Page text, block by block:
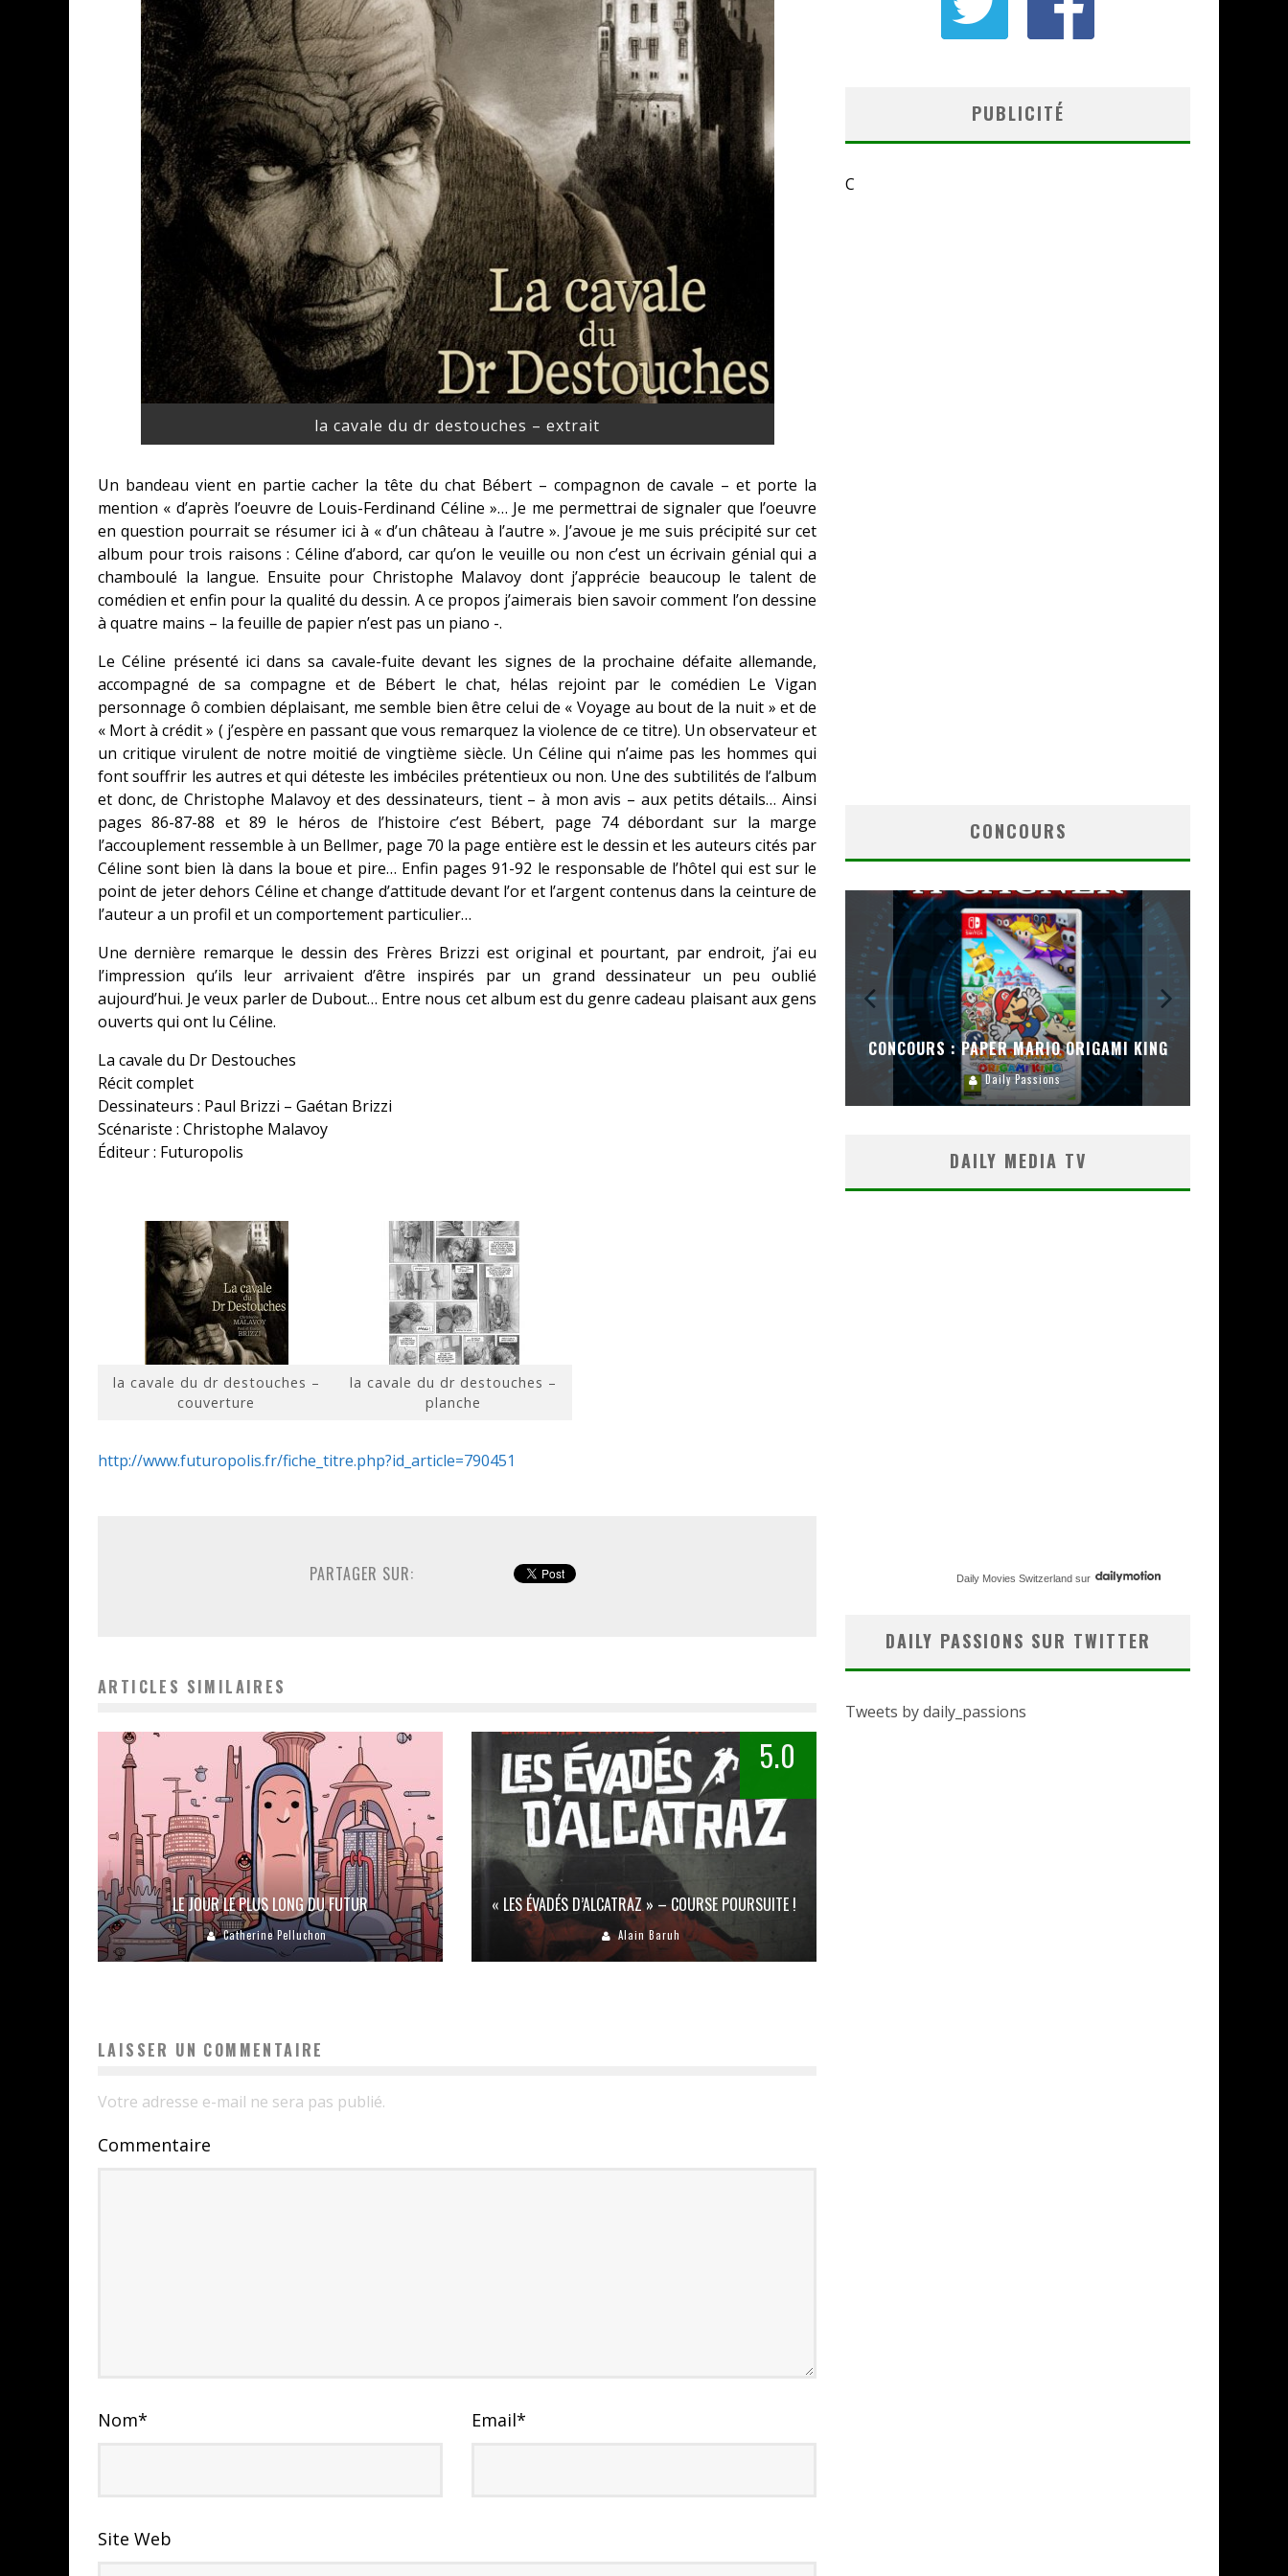
la cavale du dr destouches – extrait
Un bandeau vient en partie cacher la tête du chat Bébert – compagnon de cavale – et porte la
mention « d’après l’oeuvre de Louis-Ferdinand Céline »… Je me permettrai de signaler que l’oeuvre
en question pourrait se résumer ici à « d’un château à l’autre ». J’avoue je me suis précipité sur cet
album pour trois raisons : Céline d’abord, car qu’on le veuille ou non c’est un écrivain génial qui a
chamboulé la langue. Ensuite pour Christophe Malavoy dont j’apprécie beaucoup le talent de
comédien et enfin pour la qualité du dessin. A ce propos j’aimerais bien savoir comment l’on dessine
à quatre mains – la feuille de papier n’est pas un piano -.
Le Céline présenté ici dans sa cavale-fuite devant les signes de la prochaine défaite allemande,
accompagné de sa compagne et de Bébert le chat, hélas rejoint par le comédien Le Vigan
personnage ô combien déplaisant, me semble bien être celui de « Voyage au bout de la nuit » et de
« Mort à crédit » ( j’espère en passant que vous remarquez la violence de ce titre). Un observateur et
un critique virulent de notre moitié de vingtième siècle. Un Céline qui n’aime pas les hommes qui
font souffrir les autres et qui déteste les imbéciles prétentieux ou non. Une des subtilités de l’album
et donc, de Christophe Malavoy et des dessinateurs, tient – à mon avis – aux petits détails… Ainsi
pages 86-87-88 et 89 le héros de l’histoire c’est Bébert, page 74 débordant sur la marge
l’accouplement ressemble à un Bellmer, page 70 la page entière est le dessin et les auteurs cités par
Céline sont bien là dans la boue et pire… Enfin pages 91-92 le responsable de l’hôtel qui est sur le
point de jeter dehors Céline et change d’attitude devant l’or et l’argent contenus dans la ceinture de
l’auteur a un profil et un comportement particulier…
Une dernière remarque le dessin des Frères Brizzi est original et pourtant, par endroit, j’ai eu
l’impression qu’ils leur arrivaient d’être inspirés par un grand dessinateur un peu oublié
aujourd’hui. Je veux parler de Dubout… Entre nous cet album est du genre cadeau plaisant aux gens
ouverts qui ont lu Céline.
La cavale du Dr Destouches
Récit complet
Dessinateurs : Paul Brizzi – Gaétan Brizzi
Scénariste : Christophe Malavoy
Éditeur : Futuropolis
la cavale du dr destouches –
couverture
la cavale du dr destouches –
planche
http://www.futuropolis.fr/fiche_titre.php?id_article=790451
PARTAGER SUR:
ARTICLES SIMILAIRES
LE JOUR LE PLUS LONG DU FUTUR
Catherine Pelluchon
5.0
« LES ÉVADÉS D’ALCATRAZ » – COURSE POURSUITE !
Alain Baruh
LAISSER UN COMMENTAIRE
Votre adresse e-mail ne sera pas publié.
Commentaire
Nom* Email*
Site Web
PUBLICITÉ
C
CONCOURS
CONCOURS : CALENDRIER DE L’AVENT – UNE
CONCOURS : PAPER MARIO ORIGAMI KING
Daily Passions
DAILY MEDIA TV
Daily Movies Switzerland sur
DAILY PASSIONS SUR TWITTER
Tweets by daily_passions